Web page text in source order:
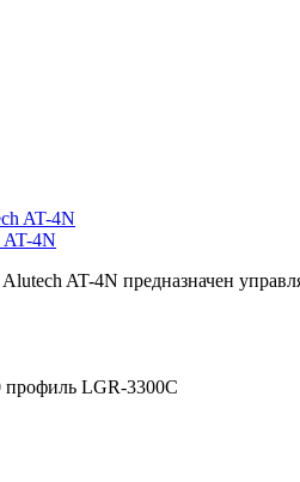
AT-4N
AT-4N предназначен
LGR-3300C